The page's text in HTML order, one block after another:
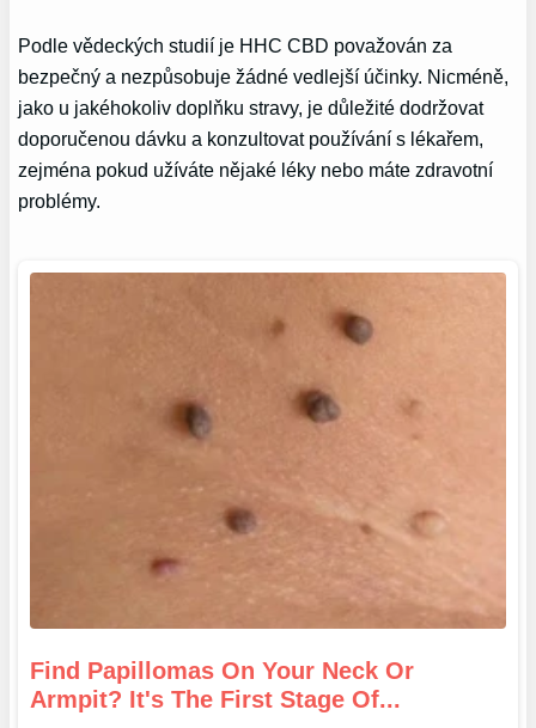
Podle vědeckých studií je HHC CBD považován za
bezpečný a nezpůsobuje žádné vedlejší účinky. Nicméně,
jako u jakéhokoliv doplňku stravy, je důležité dodržovat
doporučenou dávku a konzultovat používání s lékařem,
zejména pokud užíváte nějaké léky nebo máte zdravotní
problémy.
Find Papillomas On Your Neck Or
Armpit? It's The First Stage Of...